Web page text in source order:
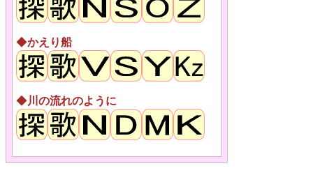
◆かえり船
◆川の流れのように